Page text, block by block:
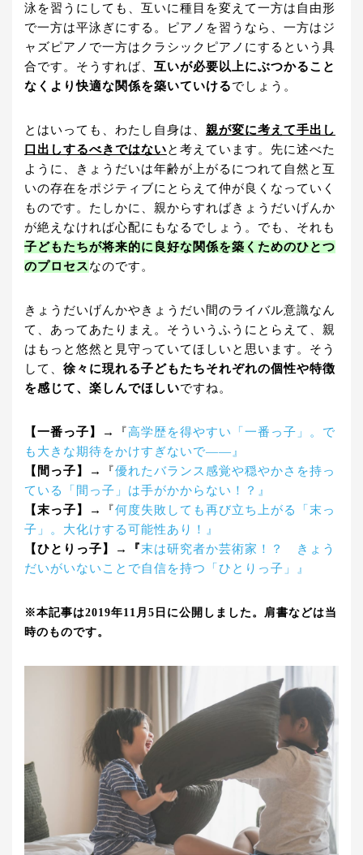
泳を習うにしても、互いに種目を変えて一方は自由形
で一方は平泳ぎにする。ピアノを習うなら、一方はジ
ャズピアノで一方はクラシックピアノにするという具
合です。そうすれば、 互いが必要以上にぶつかること
なくより快適な関係を築いていけるでしょう。
とはいっても、わたし自身は、 親が変に考えて手出し
口出しするべきではないと考えています。先に述べた
ように、きょうだいは年齢が上がるにつれて自然と互
いの存在をポジティブにとらえて仲が良くなっていく
ものです。たしかに、親からすればきょうだいげんか
が絶えなければ心配にもなるでしょう。でも、それも
子どもたちが将来的に良好な関係を築くためのひとつ
のプロセスなのです。
きょうだいげんかやきょうだい間のライバル意識なん
て、あってあたりまえ。そういうふうにとらえて、親
はもっと悠然と見守っていてほしいと思います。そう
して、 徐々に現れる子どもたちそれぞれの個性や特徴
を感じて、楽しんでほしいですね。
【一番っ子】→ 『高学歴を得やすい「一番っ子」。で
も大きな期待をかけすぎないで――』
【間っ子】→
『優れたバランス感覚や穏やかさを持っ
ている「間っ子」は手がかからない！？』
【末っ子】→
『何度失敗しても再び立ち上がる「末っ
子」。大化けする可能性あり！』
【ひとりっ子】→『末は研究者か芸術家！？ きょう
だいがいないことで自信を持つ「ひとりっ子」』
※本記事は2019年11月5日に公開しました。肩書などは当
時のものです。